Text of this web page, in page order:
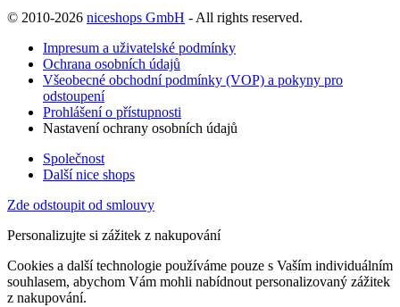
© 2010-2026 niceshops GmbH - All rights reserved.
Impresum a uživatelské podmínky
Ochrana osobních údajů
Všeobecné obchodní podmínky (VOP) a pokyny pro
odstoupení
Prohlášení o přístupnosti
Nastavení ochrany osobních údajů
Společnost
Další nice shops
Zde odstoupit od smlouvy
Personalizujte si zážitek z nakupování
Cookies a další technologie používáme pouze s Vaším individuálním
souhlasem, abychom Vám mohli nabídnout personalizovaný zážitek
z nakupování.